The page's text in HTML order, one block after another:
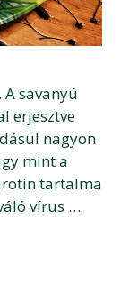
savanyú
erjesztve
nagyon
mint a
tartalma
vírus …